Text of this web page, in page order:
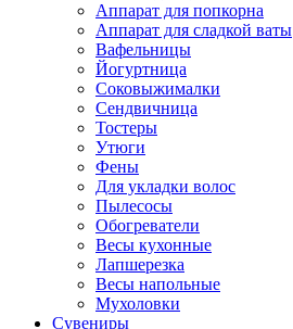
Аппарат для попкорна
Аппарат для сладкой ваты
Вафельницы
Йогуртница
Соковыжималки
Сендвичница
Тостеры
Утюги
Фены
Для укладки волос
Пылесосы
Обогреватели
Весы кухонные
Лапшерезка
Весы напольные
Мухоловки
Сувениры